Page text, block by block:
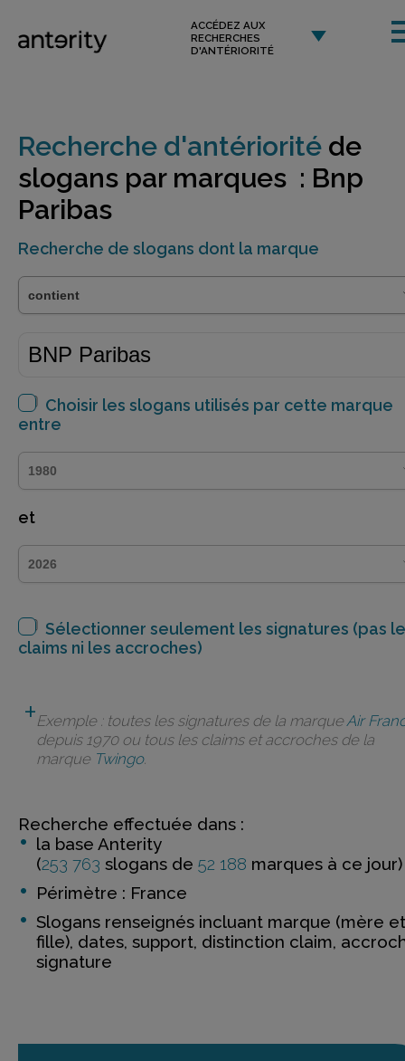
ACCÉDEZ AUX
RECHERCHES
D'ANTÉRIORITÉ
Recherche d'antériorité de
slogans par marques : Bnp
Paribas
Recherche de slogans dont la marque
Choisir les slogans utilisés par cette marque
entre
et
Sélectionner seulement les signatures (pas
claims ni les accroches)
Exemple : toutes les signatures de la marqueAir
depuis 1970 ou tous les claims et accroches de la
marque Twingo.
Recherche effectuée dans :
la base Anterity
(253 763 slogans de 52 188 marques à ce jour)
Périmètre : France
Slogans renseignés incluant marque (mère et
fille), dates, support, distinction claim,
signature